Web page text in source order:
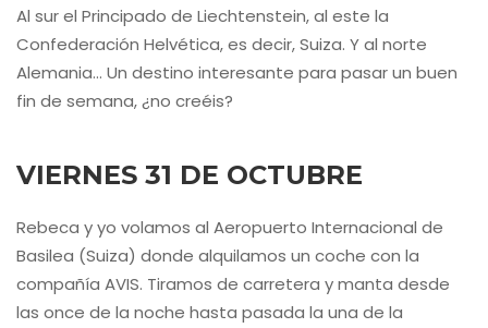
Al sur el Principado de Liechtenstein, al este la
Confederación Helvética, es decir, Suiza. Y al norte
Alemania… Un destino interesante para pasar un buen
fin de semana, ¿no creéis?
VIERNES 31 DE OCTUBRE
Rebeca y yo volamos al Aeropuerto Internacional de
Basilea (Suiza) donde alquilamos un coche con la
compañía AVIS. Tiramos de carretera y manta desde
las once de la noche hasta pasada la una de la